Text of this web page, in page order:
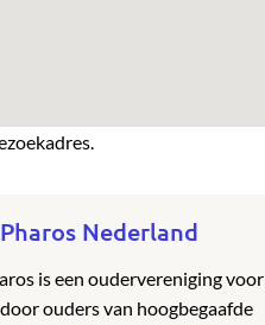
Pharos Nederland
is een oudervereniging voor
ouders van hoogbegaafde